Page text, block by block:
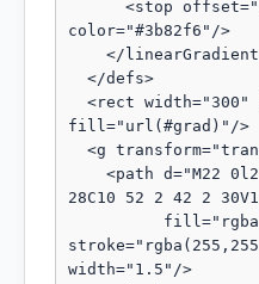
color="#3b82f6"/>
fill="url(#grad)"/>
28C10 52 2 42 2
width="1.5"/>